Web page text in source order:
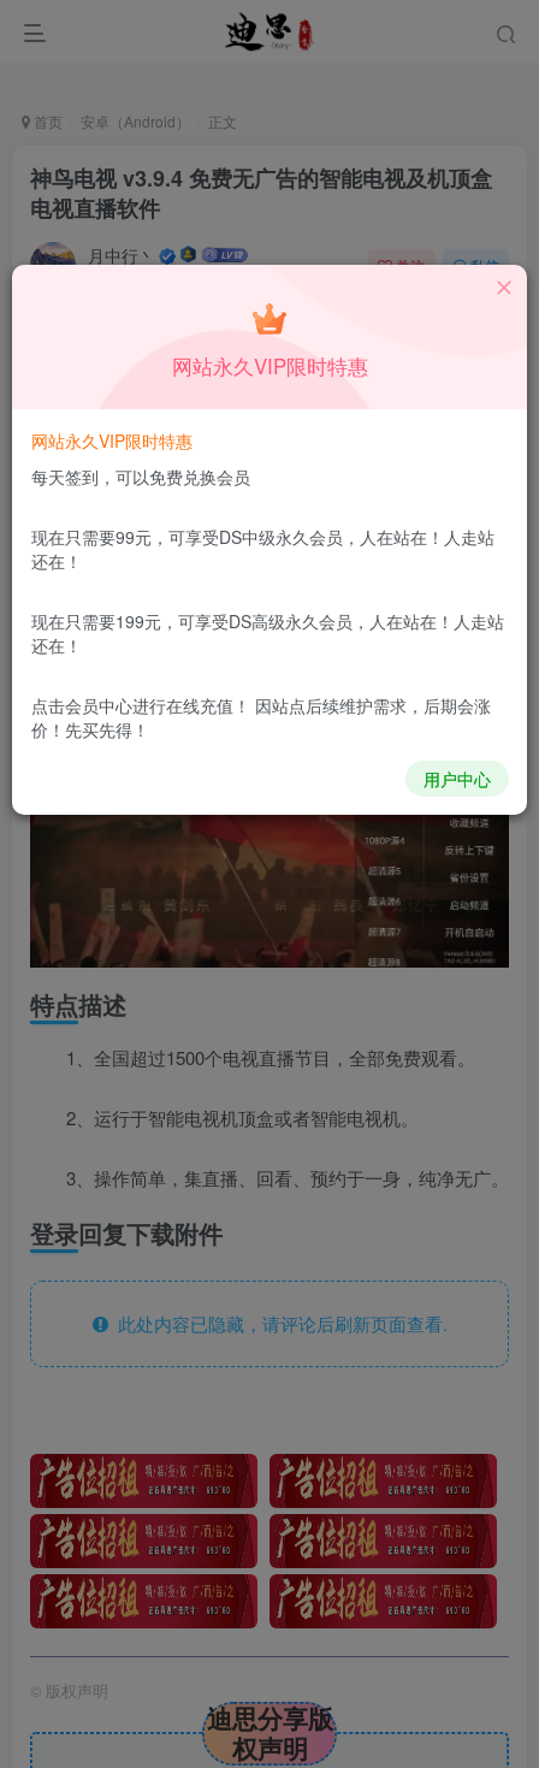
首页 安卓（Android） 正文
神鸟电视 v3.9.4 免费无广告的智能电视及机顶盒
电视直播软件
月中行丶 关注 私信
用途。如有侵权、不妥之处，请第一时间联系我们删除！
神鸟电视APP(神鸟电视TV版)是一款免费无广告的智能
数字频道,经典影视专栏等.神鸟tv电视软件支持直播时移/直
播预约/回看功能,高清/超清直播源切换.
特点描述
1、全国超过1500个电视直播节目，全部免费观看。
2、运行于智能电视机顶盒或者智能电视机。
3、操作简单，集直播、回看、预约于一身，纯净无广。
登录回复下载附件
此处内容已隐藏，请评论后刷新页面查看.
© 版权声明
迪思分享版
权声明
网站永久VIP限时特惠
网站永久VIP限时特惠
每天签到，可以免费兑换会员
现在只需要99元，可享受DS中级永久会员，人在站在！人走站
还在！
现在只需要199元，可享受DS高级永久会员，人在站在！人走站
还在！
点击会员中心进行在线充值！ 因站点后续维护需求，后期会涨
价！先买先得！
用户中心